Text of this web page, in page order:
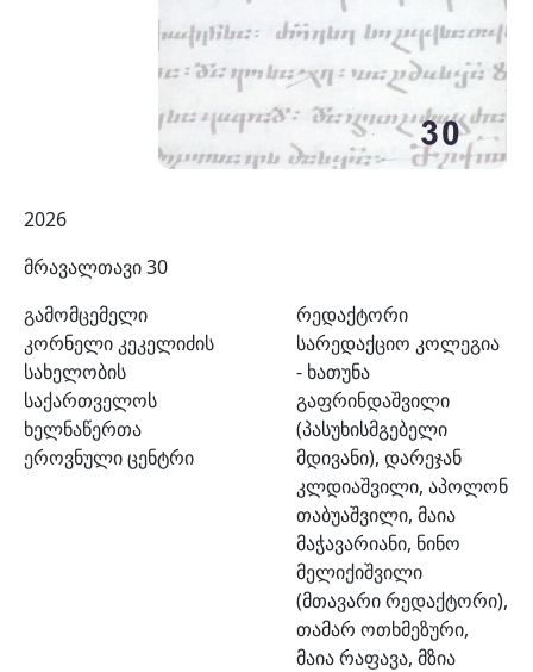
2026
მრავალთავი 30
გამომცემელი
კორნელი კეკელიძის
სახელობის
საქართველოს
ხელნაწერთა
ეროვნული ცენტრი
რედაქტორი
სარედაქციო კოლეგია
- ხათუნა
გაფრინდაშვილი
(პასუხისმგებელი
მდივანი), დარეჯან
კლდიაშვილი, აპოლონ
თაბუაშვილი, მაია
მაჭავარიანი, ნინო
მელიქიშვილი
(მთავარი რედაქტორი),
თამარ ოთხმეზური,
მაია რაფავა, მზია